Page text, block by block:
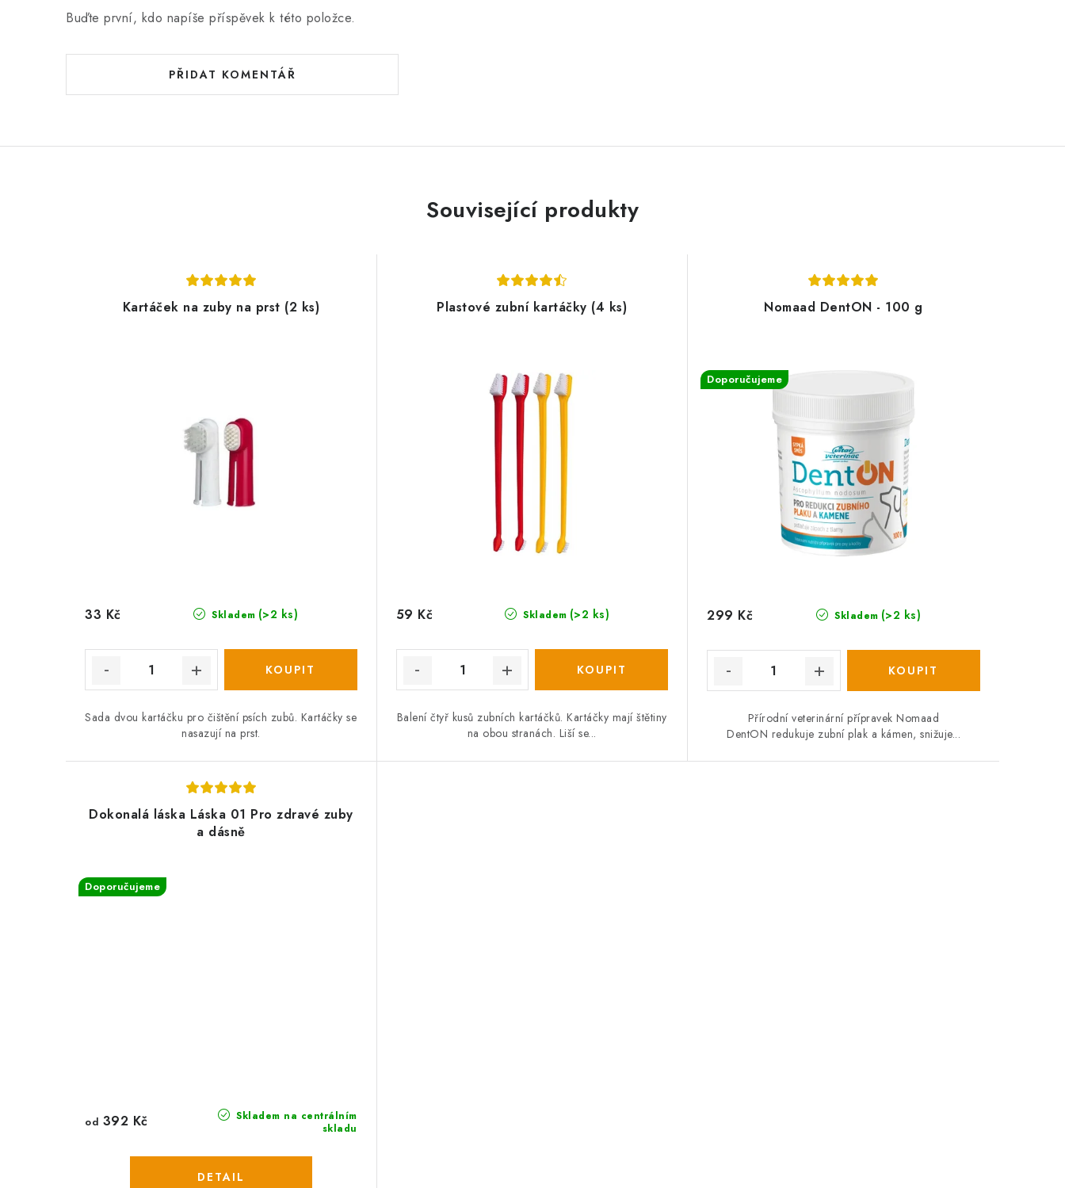
n
Buďte první, kdo napíše příspěvek k této položce.
PŘIDAT KOMENTÁŘ
Související produkty
Kartáček na zuby na prst (2 ks)
Skladem (>2 ks)
33 Kč
Sada dvou kartáčku pro čištění psích zubů. Kartáčky se
nasazují na prst.
Plastové zubní kartáčky (4 ks)
Skladem (>2 ks)
59 Kč
Balení čtyř kusů zubních kartáčků. Kartáčky mají štětiny
na obou stranách. Liší se...
Nomaad DentON - 100 g
Doporučujeme
Skladem (>2 ks)
299 Kč
Přírodní veterinární přípravek Nomaad
DentON redukuje zubní plak a kámen, snižuje...
Dokonalá láska Láska 01 Pro zdravé zuby
a dásně
Doporučujeme
Skladem na centrálním
skladu
od 392 Kč